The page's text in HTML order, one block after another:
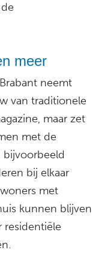
meer
neemt
van traditionele
maar zet
met de
bij elkaar
met
kunnen blijven
residentiële